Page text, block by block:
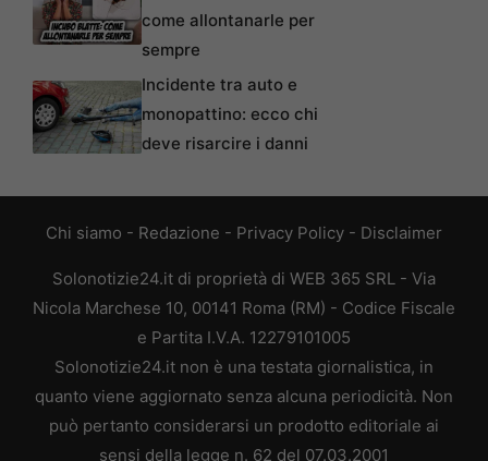
come allontanarle per
sempre
Incidente tra auto e
monopattino: ecco chi
deve risarcire i danni
Chi siamo - Redazione - Privacy Policy - Disclaimer
Solonotizie24.it di proprietà di WEB 365 SRL - Via
Nicola Marchese 10, 00141 Roma (RM) - Codice Fiscale
e Partita I.V.A. 12279101005
Solonotizie24.it non è una testata giornalistica, in
quanto viene aggiornato senza alcuna periodicità. Non
può pertanto considerarsi un prodotto editoriale ai
sensi della legge n. 62 del 07.03.2001